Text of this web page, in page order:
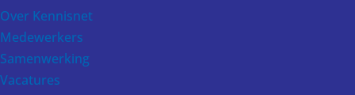
Over Kennisnet
Medewerkers
Samenwerking
Vacatures